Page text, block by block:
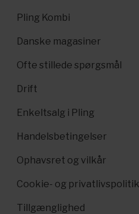
Pling Kombi
Danske magasiner
Ofte stillede spørgsmål
Drift
Enkeltsalg i Pling
Handelsbetingelser
Ophavsret og vilkår
Cookie- og privatlivspolitik
Tillgænglighed